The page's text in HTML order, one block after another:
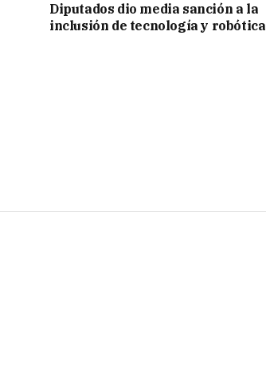
Diputados dio media sanción a la
inclusión de tecnología y robótica